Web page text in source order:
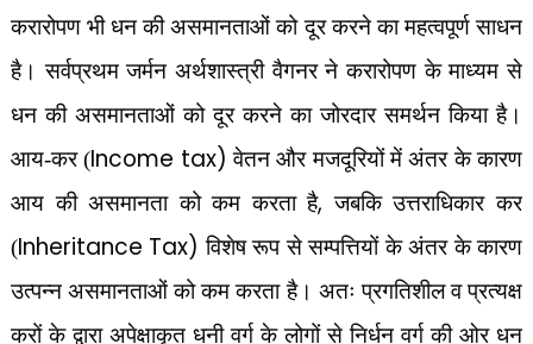
करारोपण भी धन की असमानताओं को दूर करने का महत्वपूर्ण साधन
है। सर्वप्रथम जर्मन अर्थशास्त्री वैगनर ने करारोपण के माध्यम से
धन की असमानताओं को दूर करने का जोरदार समर्थन किया है।
आय-कर (Income tax)वेतन और मजदूरियों में अंतर के कारण
आय की असमानता को कम करता है,जबकि उत्तराधिकार कर
(Inheritance Tax)विशेष रूप से सम्पत्तियों के अंतर के कारण
उत्पन्न असमानताओं को कम करता है। अतः प्रगतिशील व प्रत्यक्ष
करों के द्वारा अपेक्षाकृत धनी वर्ग के लोगों से निर्धन वर्ग की ओर धन